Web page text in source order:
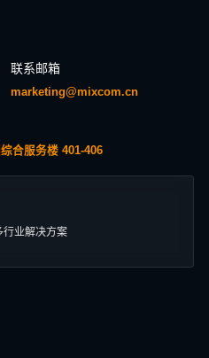
联系邮箱
marketing@mixcom.cn
合服务楼 401-406
行业解决方案